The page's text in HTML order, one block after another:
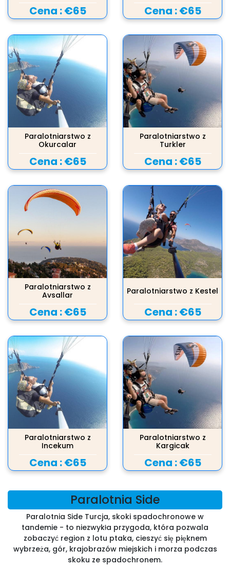
Cena :€65 Cena :€65
Paralotniarstwo z
Okurcalar
Cena :€65
Paralotniarstwo z
Turkler
Cena :€65
Paralotniarstwo z
Avsallar
Cena :€65
Paralotniarstwo z Kestel
Cena :€65
Paralotniarstwo z
Incekum
Cena :€65
Paralotniarstwo z
Kargicak
Cena :€65
Paralotnia Side
Paralotnia Side Turcja, skoki spadochronowe w
tandemie - to niezwykła przygoda, która pozwala
zobaczyć region z lotu ptaka, cieszyć się pięknem
wybrzeża, gór, krajobrazów miejskich i morza podczas
skoku ze spadochronem.